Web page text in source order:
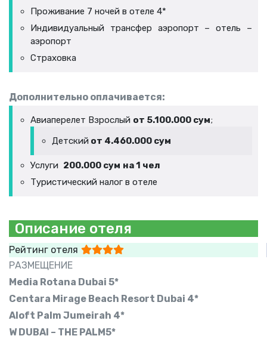
Проживание 7 ночей в отеле 4*
Индивидуальный трансфер аэропорт – отель –
аэропорт
Страховка
Дополнительно оплачивается:
Авиаперелет Взрослый от 5.100.000 сум;
Детский от 4.460.000 сум
Услуги 200.000 сум на 1 чел
Туристический налог в отеле
Описание отеля
Рейтинг отеля
РАЗМЕЩЕНИЕ
Media Rotana Dubai 5*
Centara Mirage Beach Resort Dubai 4*
Aloft Palm Jumeirah 4*
W DUBAI – THE PALM5*